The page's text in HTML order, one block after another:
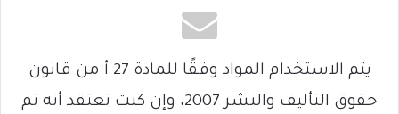
يتم الاستخدام المواد وفقًا للمادة 27 أ من قانون
حقوق التأليف والنشر 2007، وإن كنت تعتقد أنه تم